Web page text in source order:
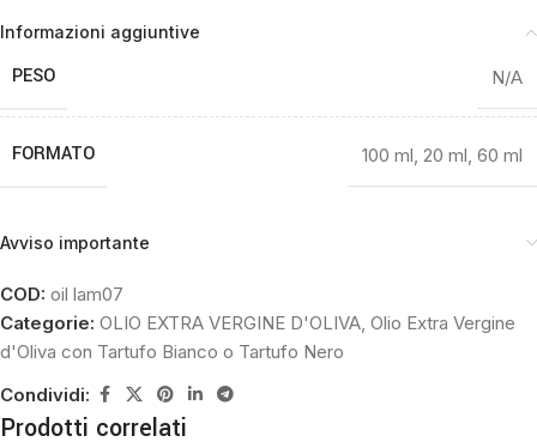
Informazioni aggiuntive
PESO N/A
FORMATO 100 ml, 20 ml, 60 ml
Avviso importante
COD: oil lam07
Categorie: OLIO EXTRA VERGINE D'OLIVA, Olio Extra Vergine
d'Oliva con Tartufo Bianco o Tartufo Nero
Condividi:
Prodotti correlati